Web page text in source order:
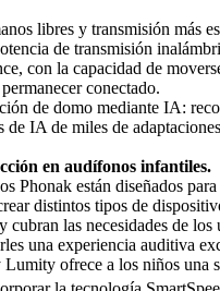
libres y transmisión más
de transmisión
con la capacidad de
conectado.
de domo mediante IA:
de IA de miles de
en audífonos infantiles.
Phonak están diseñados
distintos tipos de
cubran las necesidades de
una experiencia auditiva
ofrece a los niños una